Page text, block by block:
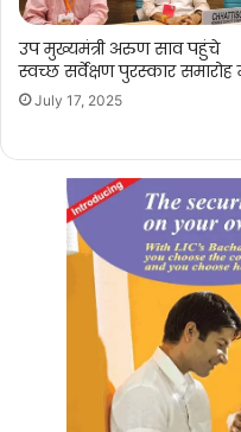
उप मुख्यमंत्री अरुण साव पहुंचे
स्वच्छ सर्वेक्षण पुरस्कार समारोह
July 17, 2025